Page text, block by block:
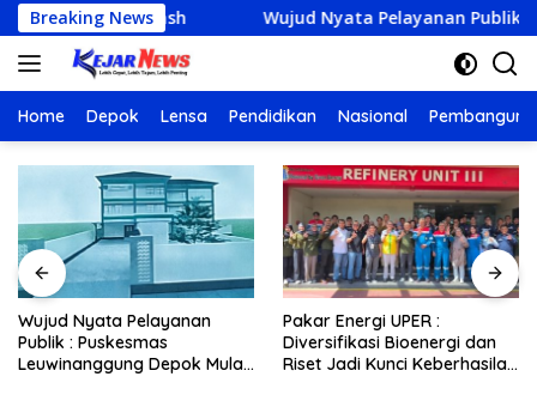
Langsung
ke
konten
Breaking News
Netrash Wujud Nyata Pelayanan Publik :
Home Depok Lensa Pendidikan Nasional
Wujud Nyata Pelayanan
Publik : Puskesmas
Leuwinanggung Depok Mulai
Pakar Energi UPER :
Diversifikasi Bioenergi dan
Riset Jadi Kunci Keberhasilan